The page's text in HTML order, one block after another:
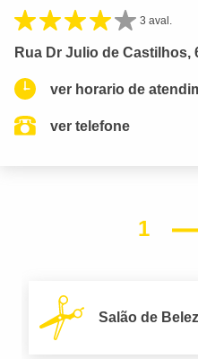
3 aval.
Rua Dr Julio de Castilhos,
ver horario de
ver telefone
1
Salão de